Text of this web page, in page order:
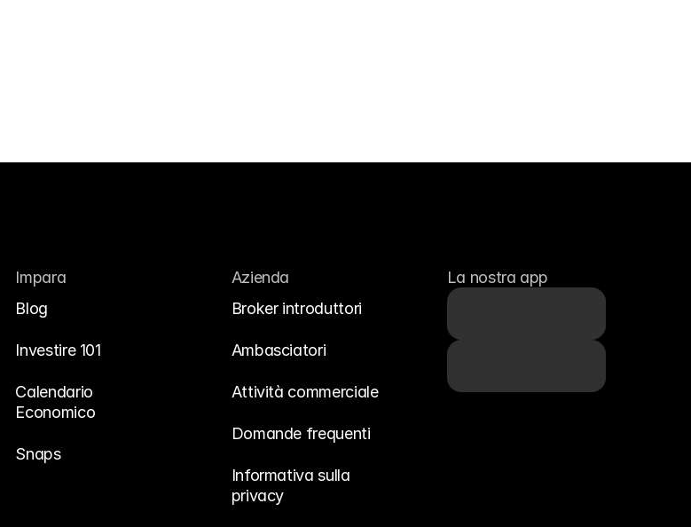
Impara
Blog
Investire 101
Calendario
Economico
Snaps
Azienda
Broker introduttori
Ambasciatori
Attività commerciale
Domande frequenti
Informativa sulla
privacy
La nostra app